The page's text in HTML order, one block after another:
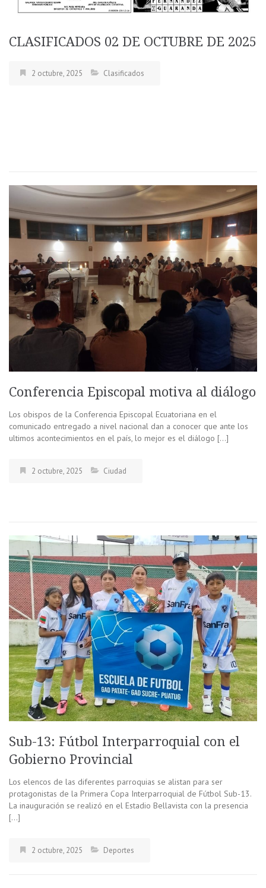
CLASIFICADOS 02 DE OCTUBRE DE 2025
2 octubre, 2025 Clasificados
Conferencia Episcopal motiva al diálogo
Los obispos de la Conferencia Episcopal Ecuatoriana en el
comunicado entregado a nivel nacional dan a conocer que ante los
ultimos acontecimientos en el país, lo mejor es el diálogo […]
2 octubre, 2025 Ciudad
Sub-13: Fútbol Interparroquial con el
Gobierno Provincial
Los elencos de las diferentes parroquias se alistan para ser
protagonistas de la Primera Copa Interparroquial de Fútbol Sub-13.
La inauguración se realizó en el Estadio Bellavista con la presencia
[…]
2 octubre, 2025 Deportes